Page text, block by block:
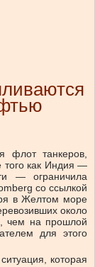
флот танкеров,
того как Индия —
— ограничила
со ссылкой
в Желтом море
около
чем на прошлой
для этого
которая